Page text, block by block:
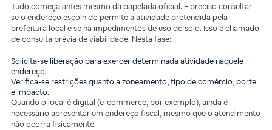
Tudo começa antes mesmo da papelada oficial. É preciso consultar
se o endereço escolhido permite a atividade pretendida pela
prefeitura local e se há impedimentos de uso do solo. Isso é chamado
de consulta prévia de viabilidade. Nesta fase:
Solicita-se liberação para exercer determinada atividade naquele
endereço.
Verifica-se restrições quanto a zoneamento, tipo de comércio, porte
e impacto.
Quando o local é digital (e-commerce, por exemplo), ainda é
necessário apresentar um endereço fiscal, mesmo que o atendimento
não ocorra fisicamente.